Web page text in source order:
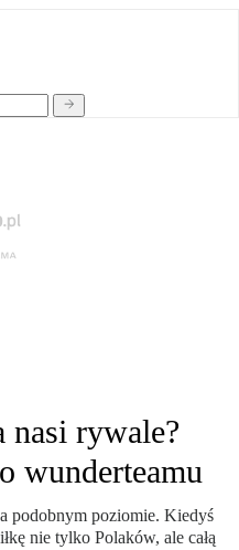
nasi rywale?
wunderteamu
podobnym poziomie. Kiedyś
nie tylko Polaków, ale całą